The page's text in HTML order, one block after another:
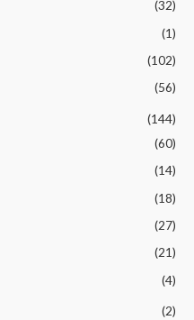
(32)
(1)
(102)
(56)
(144)
(60)
(14)
(18)
(27)
(21)
(4)
(2)